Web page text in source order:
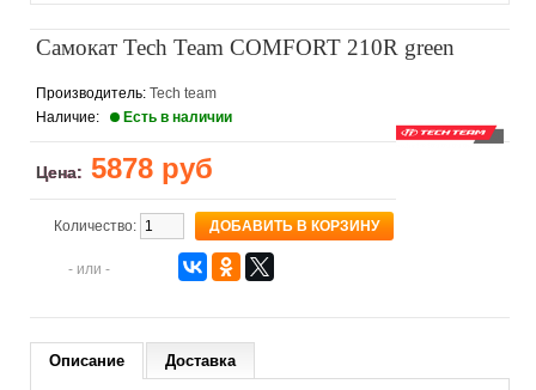
Самокат Tech Team COMFORT 210R green
Производитель: Tech team
Наличие:
Есть в наличии
Цена: 5878 руб
Количество:
- или -
Описание Доставка